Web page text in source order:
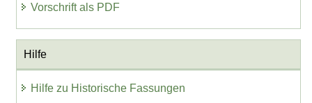
Vorschrift als PDF
Hilfe
Hilfe zu Historische Fassungen